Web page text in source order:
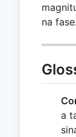
na fase.
a